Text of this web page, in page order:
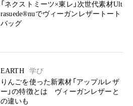
「ネクストミーツ×東レ」次世代素材Ult
rasuede®︎nuでヴィーガンレザートート
バッグ
EARTH
学び
りんごを使った新素材「アップルレザ
ー」の特徴とは ヴィーガンレザーと
の違いも